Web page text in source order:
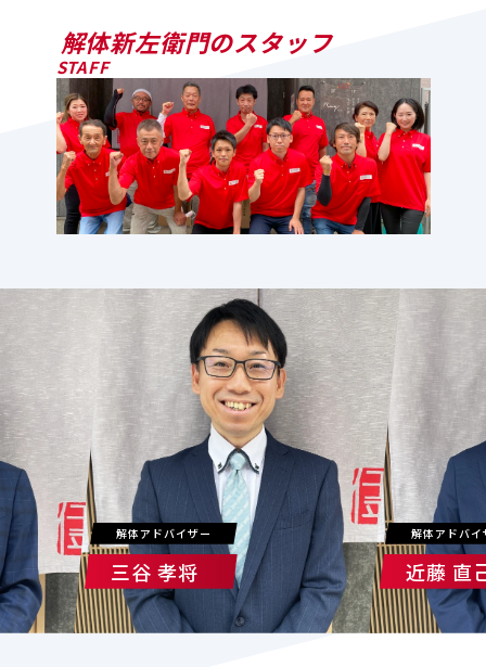
解体新左衛門のスタッフ
STAFF
解体アドバイザー
三谷 孝将
解体アドバイ
近藤 直